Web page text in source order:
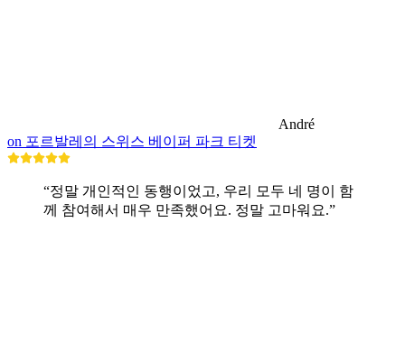
André
on 포르발레의 스위스 베이퍼 파크 티켓
“정말 개인적인 동행이었고, 우리 모두 네 명이 함
께 참여해서 매우 만족했어요. 정말 고마워요.”